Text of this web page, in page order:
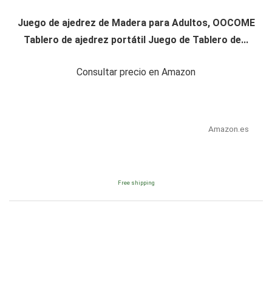
Juego de ajedrez de Madera para Adultos, OOCOME
Tablero de ajedrez portátil Juego de Tablero de...
Consultar precio en Amazon
Amazon.es
Free shipping